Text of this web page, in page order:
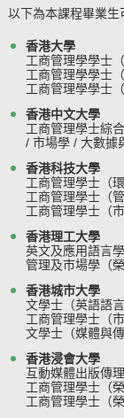
以下為本課程畢業生
香港大學
工商管理學學士
工商管理學學士
工商管理學學士
香港中文大學
工商管理學士綜
/ 市場學 / 大數據
香港科技大學
工商管理學士（
工商管理學士（管
工商管理學士（市
香港理工大學
英文及應用語言
管理及市場學（
香港城市大學
文學士（英語語
工商管理學士（市
文學士（媒體與傳
香港浸會大學
互動媒體出版傳
工商管理學士（
工商管理學士（